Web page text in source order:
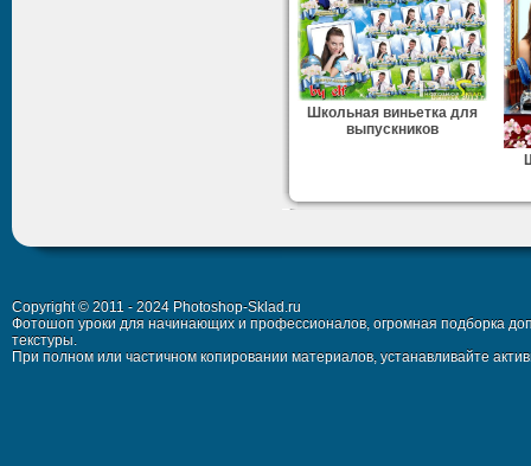
Школьная виньетка для
выпускников
Copyright © 2011 - 2024 Photoshop-Sklad.ru
Фотошоп уроки для начинающих и профессионалов, огромная подборка
текстуры.
При полном или частичном копировании материалов, устанавливайте